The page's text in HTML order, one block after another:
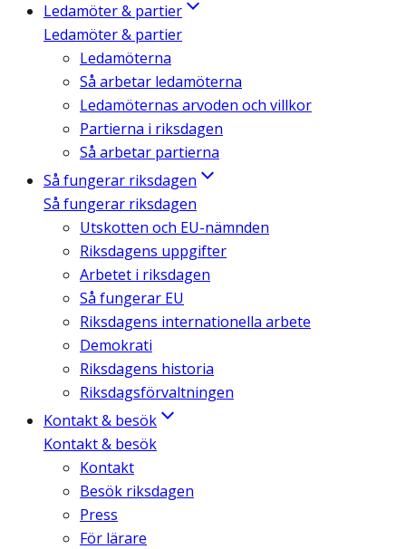
Ledamöter & partier
Ledamöter & partier
Ledamöterna
Så arbetar ledamöterna
Ledamöternas arvoden och villkor
Partierna i riksdagen
Så arbetar partierna
Så fungerar riksdagen
Så fungerar riksdagen
Utskotten och EU-nämnden
Riksdagens uppgifter
Arbetet i riksdagen
Så fungerar EU
Riksdagens internationella arbete
Demokrati
Riksdagens historia
Riksdagsförvaltningen
Kontakt & besök
Kontakt & besök
Kontakt
Besök riksdagen
Press
För lärare